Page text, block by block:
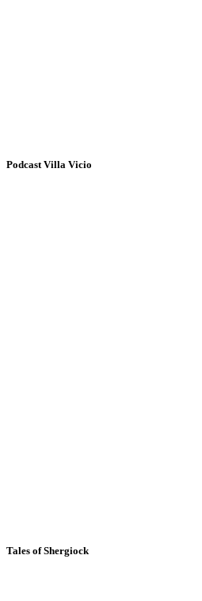
Podcast Villa Vicio
Tales of Shergiock